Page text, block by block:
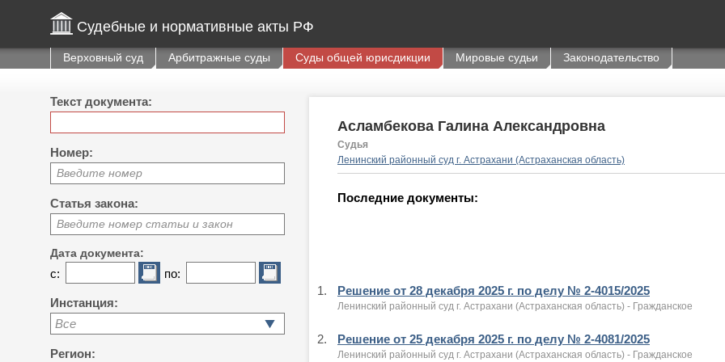
Судебные и нормативные акты РФ
Верховный суд Арбитражные суды Суды общей юрисдикции Мировые судьи Законодательство
Текст документа:
Номер:
Введите номер
Статья закона:
Введите номер статьи и закон
Дата документа:
с: по:
Инстанция:
Все
Регион:
Асламбекова Галина Александровна
Судья
Ленинский районный суд г. Астрахани (Астраханская область)
Последние документы:
1. Решение от 28 декабря 2025 г. по делу № 2-4015/2025
Ленинский районный суд г. Астрахани (Астраханская область) - Гражданское
2. Решение от 25 декабря 2025 г. по делу № 2-4081/2025
Ленинский районный суд г. Астрахани (Астраханская область) - Гражданское